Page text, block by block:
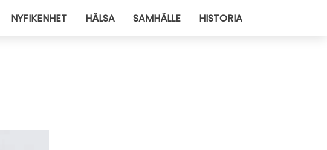
NYFIKENHET HÄLSA SAMHÄLLE HISTORIA